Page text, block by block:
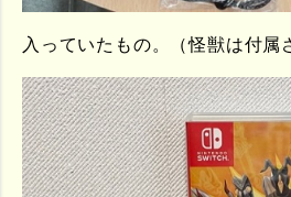
入っていたもの。（怪獣は付属